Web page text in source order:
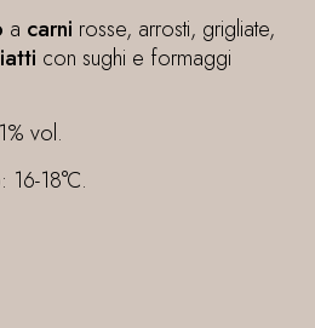
a carni rosse, arrosti, grigliate,
con sughi e formaggi
vol.
18°C.